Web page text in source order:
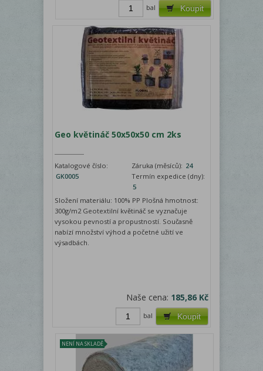
Koupit
bal
Geo květináč 50x50x50 cm 2ks
Katalogové číslo:
GK0005
Záruka (měsíců): 24
Termín expedice (dny):
5
Složení materiálu: 100% PP Plošná hmotnost:
300g/m2 Geotextilní květináč se vyznačuje
vysokou pevností a propustností. Současně
nabízí množství výhod a početné užití ve
výsadbách.
Naše cena: 185,86 Kč
Koupit
bal
NENÍ NA SKLADĚ